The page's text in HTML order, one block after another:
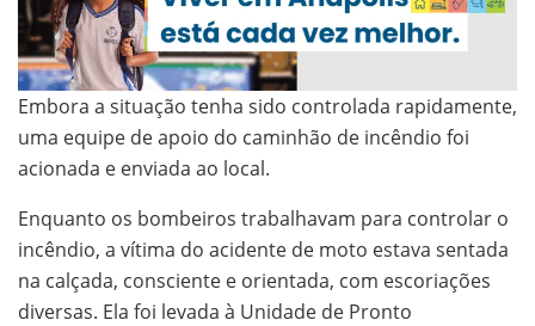
Embora a situação tenha sido controlada rapidamente,
uma equipe de apoio do caminhão de incêndio foi
acionada e enviada ao local.
Enquanto os bombeiros trabalhavam para controlar o
incêndio, a vítima do acidente de moto estava sentada
na calçada, consciente e orientada, com escoriações
diversas. Ela foi levada à Unidade de Pronto